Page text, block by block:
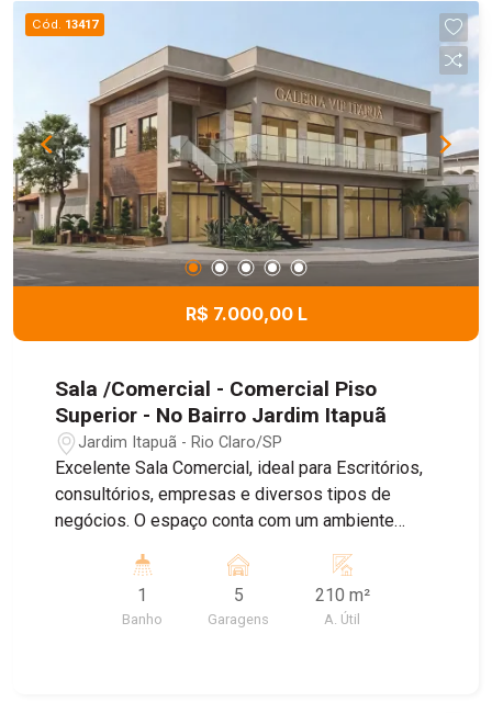
Cód. 13417
R$ 7.000,00 L
Sala /Comercial - Comercial Piso
Superior - No Bairro Jardim Itapuã
Jardim Itapuã - Rio Claro/SP
Excelente Sala Comercial, ideal para Escritórios,
consultórios, empresas e diversos tipos de
negócios. O espaço conta com um ambiente
condicionado, proporcionando mais conforto para
o dia dia , e Sistema de energia solar, garantindo
maior economia e sustentabilidade. Agende uma
1
Banho
5
Garagens
210 m²
A. Útil